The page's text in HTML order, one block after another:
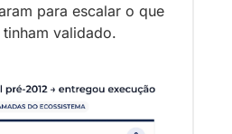
para escalar o que
validado.